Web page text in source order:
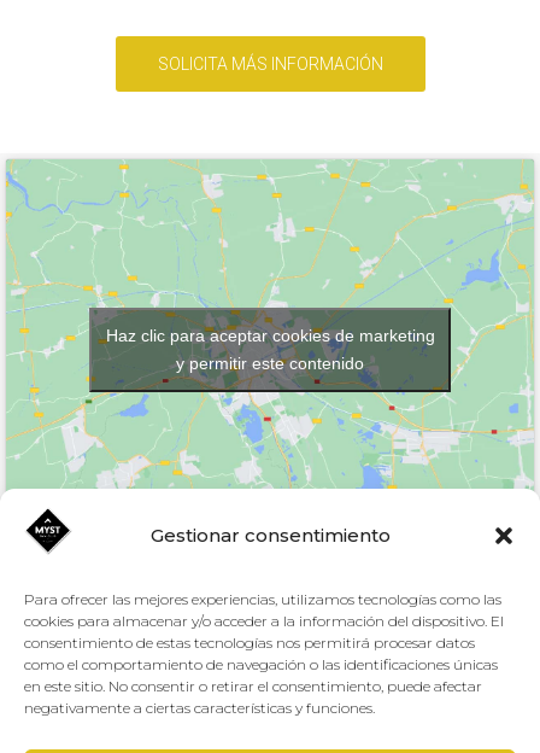
Gestionar consentimiento
Para ofrecer las mejores experiencias, utilizamos tecnologías como las
cookies para almacenar y/o acceder a la información del dispositivo. El
consentimiento de estas tecnologías nos permitirá procesar datos
como el comportamiento de navegación o las identificaciones únicas
en este sitio. No consentir o retirar el consentimiento, puede afectar
negativamente a ciertas características y funciones.
SOLICITA MÁS INFORMACIÓN
Haz clic para aceptar cookies de marketing
y permitir este contenido
Aviso Legal y Protección de datos
Creado porAltafit